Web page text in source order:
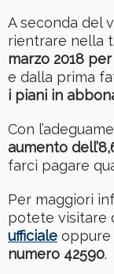
A seconda del
rientrare nella
marzo 2018
e dalla prima
i piani in
Con
aumento
farci pagare
Per maggiori
potete visitare
ufficiale oppure
numero 42590.